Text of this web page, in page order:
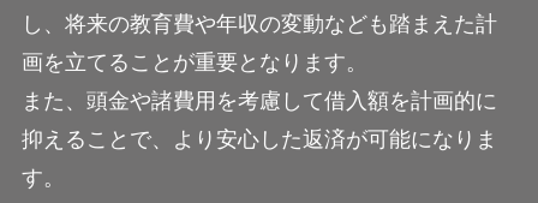
し、将来の教育費や年収の変動なども踏まえた計
画を立てることが重要となります。
また、頭金や諸費用を考慮して借入額を計画的に
抑えることで、より安心した返済が可能になりま
す。